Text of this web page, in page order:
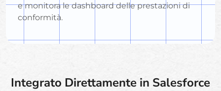
e monitora le dashboard delle prestazioni di
conformità.
Integrato Direttamente in Salesforce